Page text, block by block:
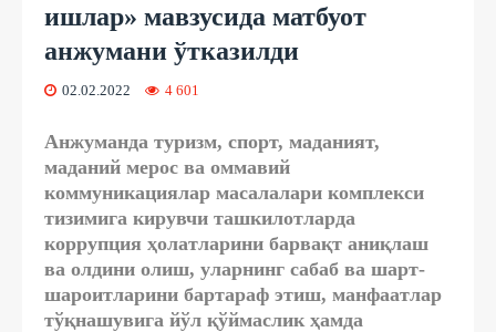
ишлар» мавзусида матбуот
анжумани ўтказилди
02.02.2022 4 601
Анжуманда туризм, спорт, маданият,
маданий мерос ва оммавий
коммуникациялар масалалари комплекси
тизимига кирувчи ташкилотларда
коррупция ҳолатларини барвақт аниқлаш
ва олдини олиш, уларнинг сабаб ва шарт-
шароитларини бартараф этиш, манфаатлар
тўқнашувига йўл қўймаслик ҳамда